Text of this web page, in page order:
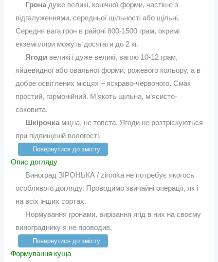
Грона дуже великі, конічної форми, частіше з
відгалуженнями, середньої щільності або щільні.
Середня вага грон в районі 800-1500 грам, окремі
екземпляри можуть досягати до 2 кг.
Ягоди великі і дуже великі, вагою 10-12 грам,
яйцевидної або овальної форми, рожевого кольору, а в
добре освітлених місцях – яскраво-червоного. Смак
простий, гармонійний. М’якоть щільна, м’ясисто-
соковита.
Шкірочка міцна, не товста. Ягоди не розтріскуються
при підвищеній вологості.
Повернутися до змісту
Опис догляду
Виноград ЗІРОНЬКА / zironka не потребує якогось
особливого догляду. Проводимо звичайні операції, як і
на всіх інших сортах.
Нормування гронами, вирізання ягід в них на своєму
винограднику я не проводив.
Повернутися до змісту
Формування куща